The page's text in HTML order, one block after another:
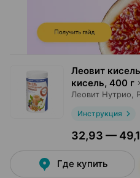
Леовит
кисель, 400 г
Леовит Нутрио ,
Инструкция
32,93 —
Где купить